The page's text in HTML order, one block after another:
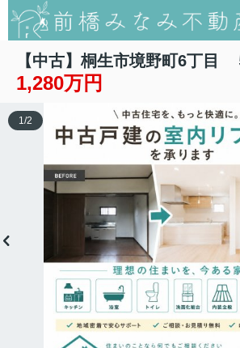
【中古】桐生市境野町6丁目
1,280万円
1/2